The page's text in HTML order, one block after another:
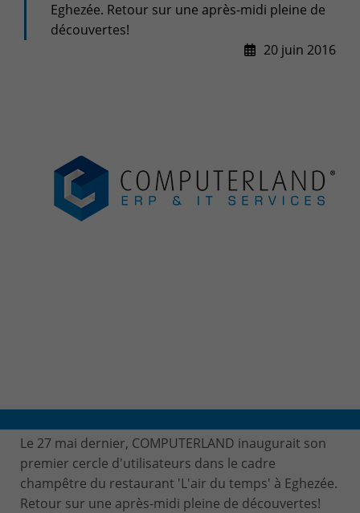
Support pour incidents & demandes de services
Suivi des livraisons
+32(0)4 239.89.39
logistics-cpld@keyes.eu
Eghezée. Retour sur une après-midi pleine de
découvertes!
20 juin 2016
Le 27 mai dernier, COMPUTERLAND inaugurait son
premier cercle d'utilisateurs dans le cadre
champêtre du restaurant 'L'air du temps' à Eghezée.
Retour sur une après-midi pleine de découvertes!